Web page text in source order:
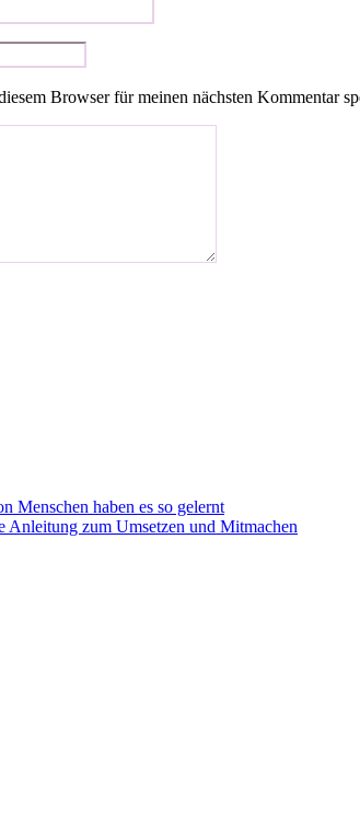
Browser für meinen nächsten Kommentar
Menschen haben es so gelernt
Anleitung zum Umsetzen und Mitmachen